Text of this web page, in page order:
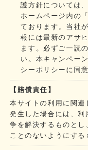
護方針については
ホームページ内の「
ております。当社
報には最新のアサ
ます。必ずご一読
い。本キャンペー
シーポリシーに同
【賠償責任】
本サイトの利用に関
発生した場合には、
争を解決するものとし
ことのないようにする